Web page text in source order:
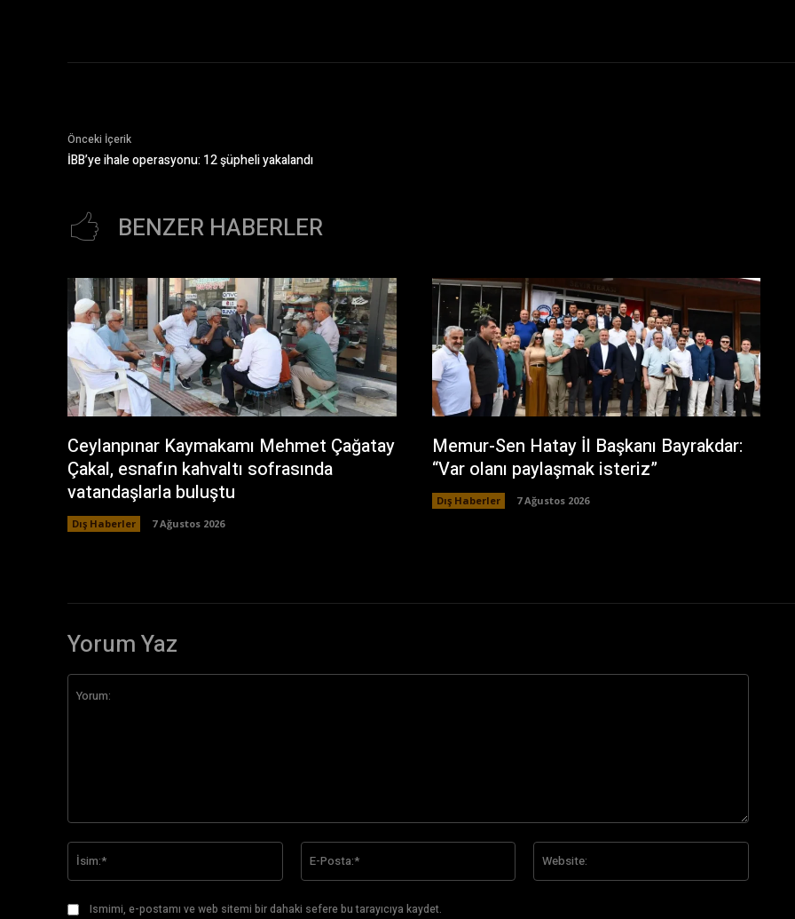
Önceki İçerik
İBB’ye ihale operasyonu: 12 şüpheli yakalandı
BENZER HABERLER
Ceylanpınar Kaymakamı Mehmet Çağatay
Çakal, esnafın kahvaltı sofrasında
vatandaşlarla buluştu
Dış Haberler 7 Ağustos 2026
Memur-Sen Hatay İl Başkanı Bayrakdar:
“Var olanı paylaşmak isteriz”
Dış Haberler 7 Ağustos 2026
Yorum Yaz
Posta:*
Ismimi, e-postamı ve web sitemi bir dahaki sefere bu tarayıcıya kaydet.